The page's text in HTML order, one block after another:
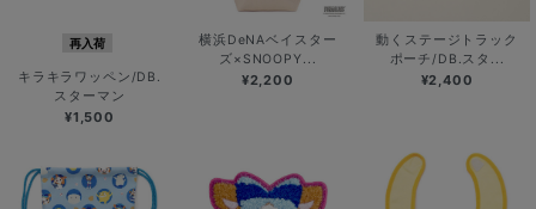
再入荷
キラキラワッペン/DB.
スターマン
¥1,500
横浜DeNAベイスター
ズ×SNOOPY...
¥2,200
動くステージトラック
ポーチ/DB.スタ...
¥2,400